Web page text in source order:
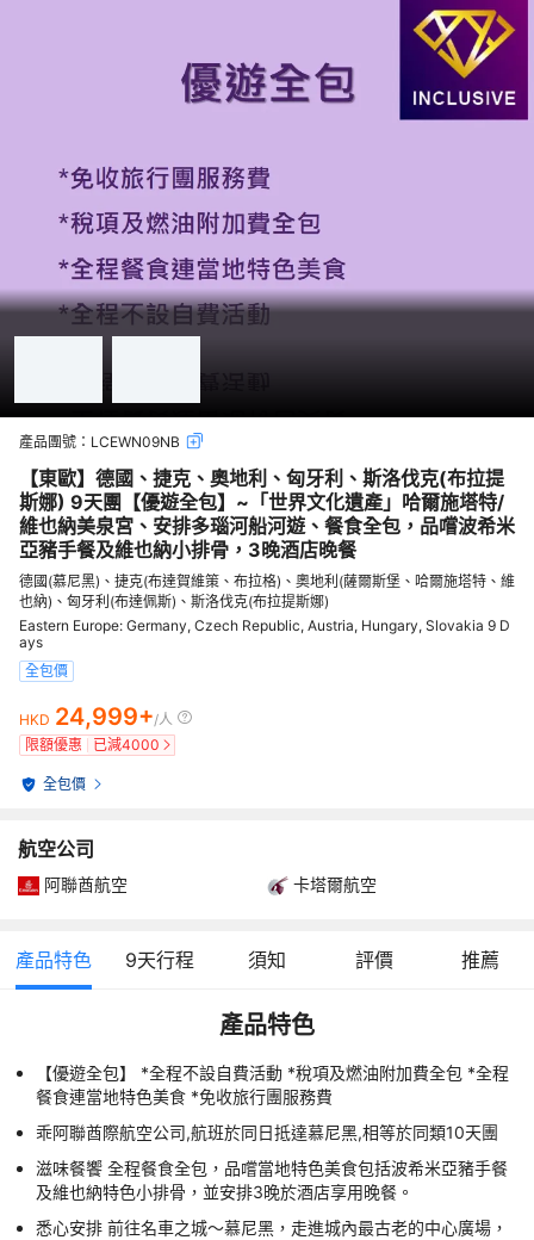
產品團號： LCEWN09NB
【東歐】德國、捷克、奧地利、匈牙利、斯洛伐克(布拉提
斯娜) 9天團【優遊全包】~「世界文化遺產」哈爾施塔特/
維也納美泉宮、安排多瑙河船河遊、餐食全包，品嚐波希米
亞豬手餐及維也納小排骨，3晚酒店晚餐
德國(慕尼黑)、捷克(布達賀維策、布拉格)、奧地利(薩爾斯堡、哈爾施塔特、維
也納)、匈牙利(布達佩斯)、斯洛伐克(布拉提斯娜)
Eastern Europe: Germany, Czech Republic, Austria, Hungary, Slovakia 9 D
ays
全包價
HKD 24,999+/人
限額優惠
已減4000
全包價
航空公司
阿聯酋航空 卡塔爾航空
產品特色 9天行程 須知 評價 推薦
產品特色
【優遊全包】 *全程不設自費活動 *稅項及燃油附加費全包 *全程
餐食連當地特色美食 *免收旅行團服務費
乖阿聯酋際航空公司,航班於同日抵達慕尼黑,相等於同類10天團
滋味餐饗 全程餐食全包，品嚐當地特色美食包括波希米亞豬手餐
及維也納特色小排骨，並安排3晚於酒店享用晚餐。
悉心安排 前往名車之城～慕尼黑，走進城內最古老的中心廣場，